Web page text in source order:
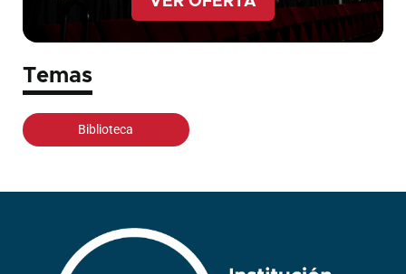
Temas
Biblioteca